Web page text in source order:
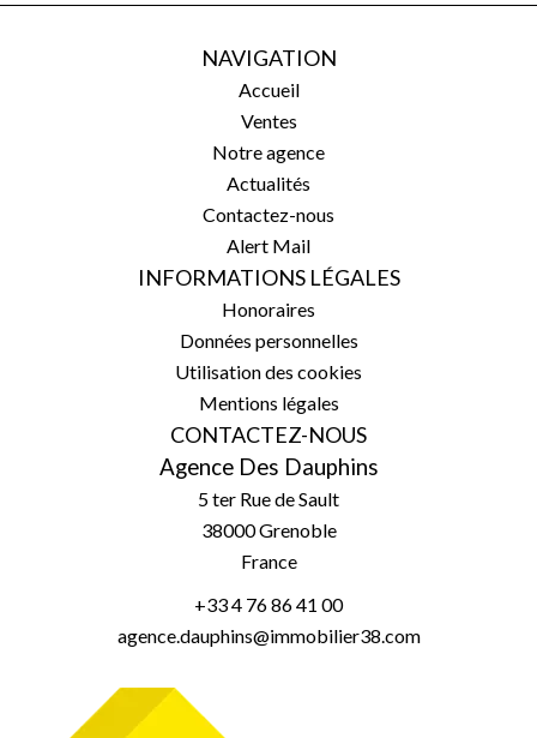
NAVIGATION
Accueil
Ventes
Notre agence
Actualités
Contactez-nous
Alert Mail
INFORMATIONS LÉGALES
Honoraires
Données personnelles
Utilisation des cookies
Mentions légales
CONTACTEZ-NOUS
Agence Des Dauphins
5 ter Rue de Sault
38000Grenoble
France
+33 4 76 86 41 00
agence.dauphins@immobilier38.com